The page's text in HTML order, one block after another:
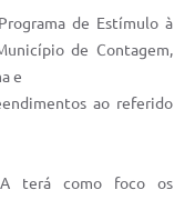
de Estímulo à
de Contagem,
e
ao referido
terá como foco os